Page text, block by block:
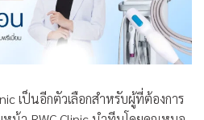
เป็นอีกตัวเลือกสำหรับผู้ที่ต้องการ